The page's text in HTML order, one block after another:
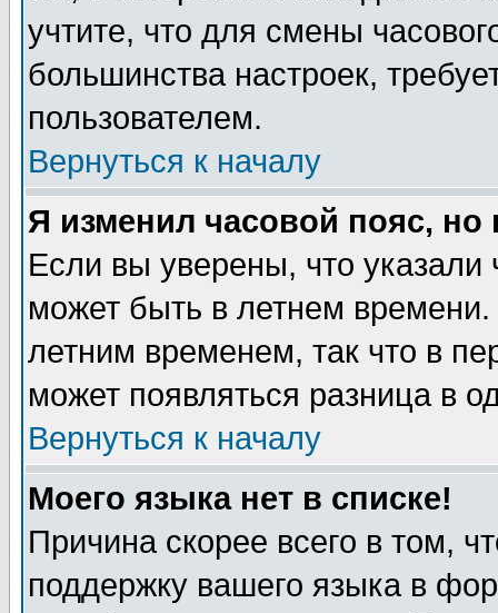
учтите, что для смены
большинства настроек,
пользователем.
Вернуться к началу
Я изменил часовой пояс,
Если вы уверены, что указали
может быть в летнем
летним временем, так что в
может появляться разница в
Вернуться к началу
Моего языка нет в списке!
Причина скорее всего в том,
поддержку вашего языка в